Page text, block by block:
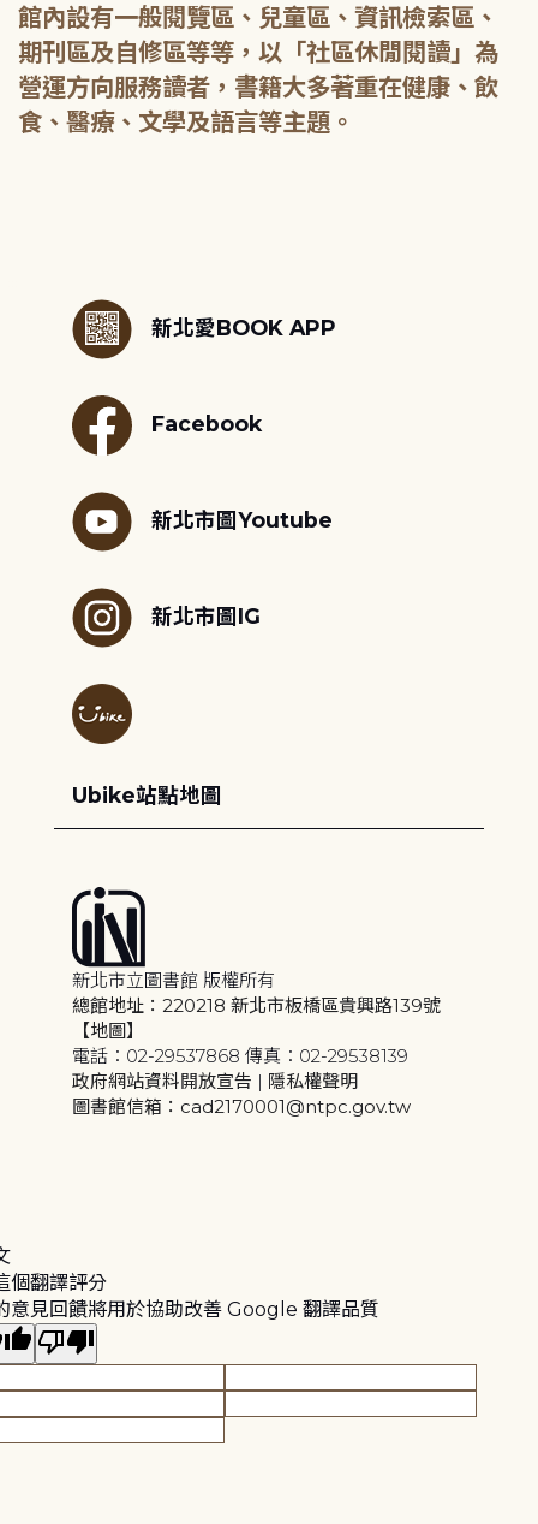
館內設有一般閱覽區、兒童區、資訊檢索區、
期刊區及自修區等等，以「社區休閒閱讀」為
營運方向服務讀者，書籍大多著重在健康、飲
食、醫療、文學及語言等主題。
新北愛BOOK APP
Facebook
新北市圖Youtube
新北市圖IG
Ubike站點地圖
新北市立圖書館 版權所有
總館地址：220218 新北市板橋區貴興路139號
【地圖】
電話：02-29537868 傳真：02-29538139
政府網站資料開放宣告 | 隱私權聲明
圖書館信箱：cad2170001@ntpc.gov.tw
個翻譯評分
意見回饋將用於協助改善 Google 翻譯品質